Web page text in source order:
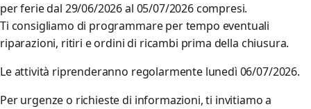
per ferie dal 29/06/2026 al 05/07/2026 compresi.
Ti consigliamo di programmare per tempo eventuali
riparazioni, ritiri e ordini di ricambi prima della chiusura.
Le attività riprenderanno regolarmente lunedì 06/07/2026.
Per urgenze o richieste di informazioni, ti invitiamo a